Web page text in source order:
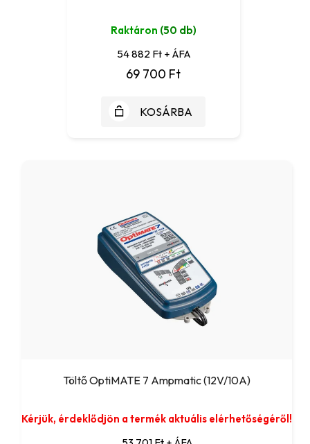
Raktáron (50 db)
54 882 Ft + ÁFA
69 700 Ft
KOSÁRBA
Töltő OptiMATE 7 Ampmatic (12V/10A)
Kérjük, érdeklődjön a termék aktuális elérhetőségéről!